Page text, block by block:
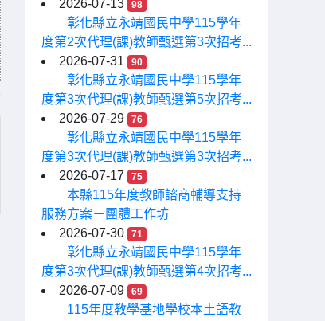
2026-07-13
98
彰化縣立永靖國民中學115學年
度第2次代理(課)教師甄選第3次招考...
2026-07-31
90
彰化縣立永靖國民中學115學年
度第3次代理(課)教師甄選第5次招考...
2026-07-29
76
彰化縣立永靖國民中學115學年
度第3次代理(課)教師甄選第3次招考...
2026-07-17
75
本縣115年度教師諮商輔導支持
服務方案－團體工作坊
2026-07-30
71
彰化縣立永靖國民中學115學年
度第3次代理(課)教師甄選第4次招考...
2026-07-09
69
115年度教學基地學校本土語教